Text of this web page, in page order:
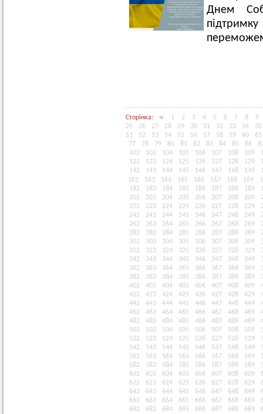
Днем
Сторінка: ◄ 1 2 3 4 5 6 7 8
9
25
26 27 28 29 30 31 32 33 34
35
51
52 53 54 55 56 57 58 59 60
61
77
78 79 80 81 82 83 84 85 86
102
103 104 105 106 107 108 109
122
123 124 125 126 127 128 129
142
143 144 145 146 147 148 149
162
163 164 165 166 167 168 169
182
183 184 185 186 187 188 189
202
203 204 205 206 207 208 209
222
223 224 225 226 227 228 229
242
243 244 245 246 247 248 249
262
263 264 265 266 267 268 269
282
283 284 285 286 287 288 289
302
303 304 305 306 307 308 309
322
323 324 325 326 327 328 329
342
343 344 345 346 347 348 349
362
363 364 365 366 367 368 369
382
383 384 385 386 387 388 389
402
403 404 405 406 407 408 409
422
423 424 425 426 427 428 429
442
443 444 445 446 447 448 449
462
463 464 465 466 467 468 469
482
483 484 485 486 487 488 489
502
503 504 505 506 507 508 509
522
523 524 525 526 527 528 529
542
543 544 545 546 547 548 549
562
563 564 565 566 567 568 569
582
583 584 585 586 587 588 589
602
603 604 605 606 607 608 609
622
623 624 625 626 627 628 629
642
643 644 645 646 647 648 649
662
663 664 665 666 667 668 669
682
683 684 685 686 687 688 689